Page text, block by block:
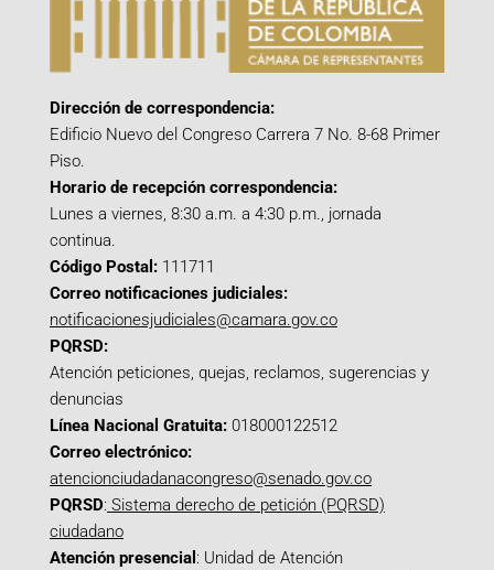
Dirección de correspondencia:
Edificio Nuevo del Congreso Carrera 7 No. 8-68 Primer
Piso.
Horario de recepción correspondencia:
Lunes a viernes, 8:30 a.m. a 4:30 p.m., jornada
continua.
Código Postal: 111711
Correo notificaciones judiciales:
notificacionesjudiciales@camara.gov.co
PQRSD:
Atención peticiones, quejas, reclamos, sugerencias y
denuncias
Línea Nacional Gratuita: 018000122512
Correo electrónico:
atencionciudadanacongreso@senado.gov.co
PQRSD: Sistema derecho de petición (PQRSD)
ciudadano
Atención presencial : Unidad de Atención